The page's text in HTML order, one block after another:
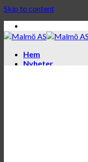
Skip to content
Hem
Nyheter